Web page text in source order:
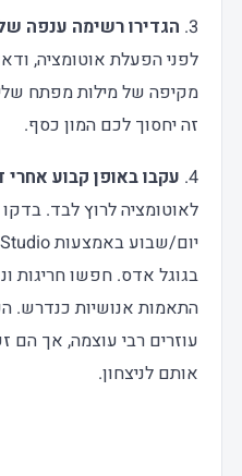
3. הגדירו רשימה ענפה
לפני הפעלת אוטומציה,
מקיפה של מילות מפתח
זה יחסוך לכם המון כסף.
4. עקבו באופן קבוע אחרי
לאוטומציה לרוץ לבד.
בגוגל אדס. חפשו חריגות
התאמות אנושיות כנדרש.
עוזרים רבי עוצמה, אך הם
אותם לניצחון.